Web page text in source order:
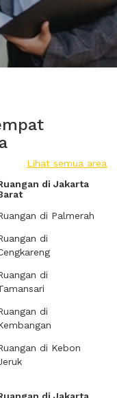
Lihat semua area
di Jakarta
di Palmerah
di
di
di
di Kebon